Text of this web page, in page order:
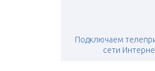
Подключаем
сети